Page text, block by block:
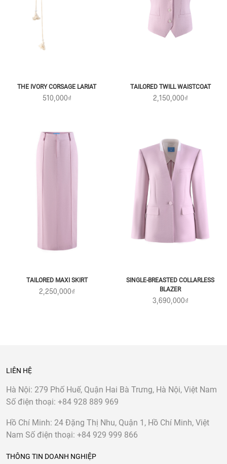
THE IVORY CORSAGE LARIAT
510,000₫
TAILORED TWILL WAISTCOAT
2,150,000₫
TAILORED MAXI SKIRT
2,250,000₫
SINGLE-BREASTED COLLARLESS
BLAZER
3,690,000₫
LIÊN HỆ
Hà Nội: 279 Phố Huế, Quận Hai Bà Trưng, Hà Nội, Việt Nam
Số điện thoại: +84 928 889 969
Hồ Chí Minh: 24 Đặng Thị Nhu, Quận 1, Hồ Chí Minh, Việt
Nam Số điện thoại: +84 929 999 866
THÔNG TIN DOANH NGHIỆP